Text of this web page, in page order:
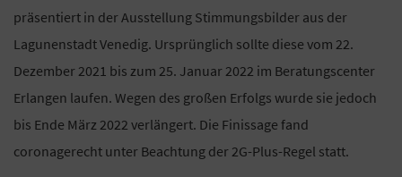
präsentiert in der Ausstellung Stimmungsbilder aus der
Lagunenstadt Venedig. Ursprünglich sollte diese vom 22.
Dezember 2021 bis zum 25. Januar 2022 im Beratungscenter
Erlangen laufen. Wegen des großen Erfolgs wurde sie jedoch
bis Ende März 2022 verlängert. Die Finissage fand
coronagerecht unter Beachtung der 2G-Plus-Regel statt.